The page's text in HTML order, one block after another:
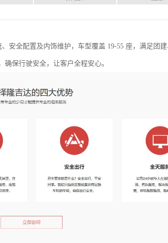
安全配置及内饰维护，车型覆盖 19-55 座，满足团
保行驶安全，让客户全程安心。